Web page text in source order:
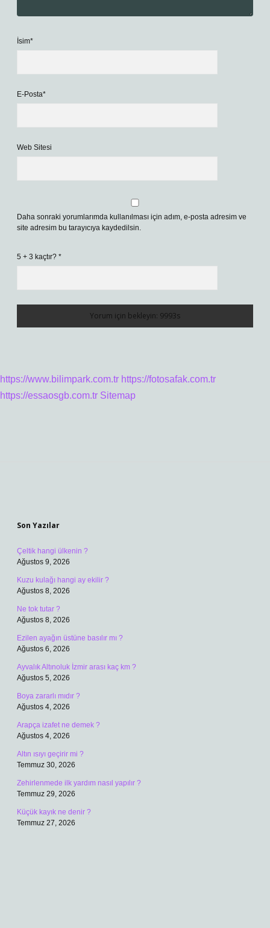
İsim*
E-Posta*
Web Sitesi
Daha sonraki yorumlarımda kullanılması için adım, e-posta adresim ve
site adresim bu tarayıcıya kaydedilsin.
5 + 3 kaçtır? *
https://www.bilimpark.com.tr https://fotosafak.com.tr
https://essaosgb.com.tr Sitemap
Son Yazılar
Çeltik hangi ülkenin ?
Ağustos 9, 2026
Kuzu kulağı hangi ay ekilir ?
Ağustos 8, 2026
Ne tok tutar ?
Ağustos 8, 2026
Ezilen ayağın üstüne basılır mı ?
Ağustos 6, 2026
Ayvalık Altınoluk İzmir arası kaç km ?
Ağustos 5, 2026
Boya zararlı mıdır ?
Ağustos 4, 2026
Arapça izafet ne demek ?
Ağustos 4, 2026
Altın ısıyı geçirir mi ?
Temmuz 30, 2026
Zehirlenmede ilk yardım nasıl yapılır ?
Temmuz 29, 2026
Küçük kayık ne denir ?
Temmuz 27, 2026